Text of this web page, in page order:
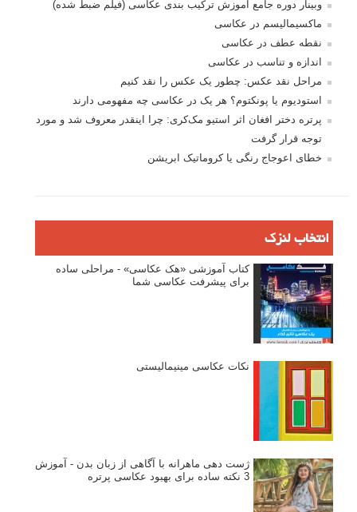
وبینار دوره جامع آموزش ترکیب بندی عکاسی (فیلم ضبط شده)
ماکسیمالیسم در عکاسی
نقطه عطف در عکاسی
اندازه و تناسب در عکاسی
مراحل نقد عکس: چطور یک عکس را نقد کنیم
استودیوم یا پونکتوم؟ هر یک در عکاسی چه مفهومی دارند
پرتره دختر افغان اثر استیو مک‌کری: چرا اینقدر معروف شد و مورد
توجه قرار گرفت
خطای اعوجاج رنگی یا کروماتیک ابریشن
انتخاب لنزک
کتاب آموزشی «هک عکاسی» - مراحلی ساده
برای پیشرفت عکاسی شما
نکات عکاسی مینیمالیستی
ژست دهی ماهرانه با آگاهی از زبان بدن - آموزش
3 نکته ساده برای بهبود عکاسی پرتره